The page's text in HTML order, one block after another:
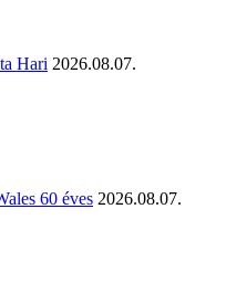
Hari 2026.08.07.
60 éves 2026.08.07.